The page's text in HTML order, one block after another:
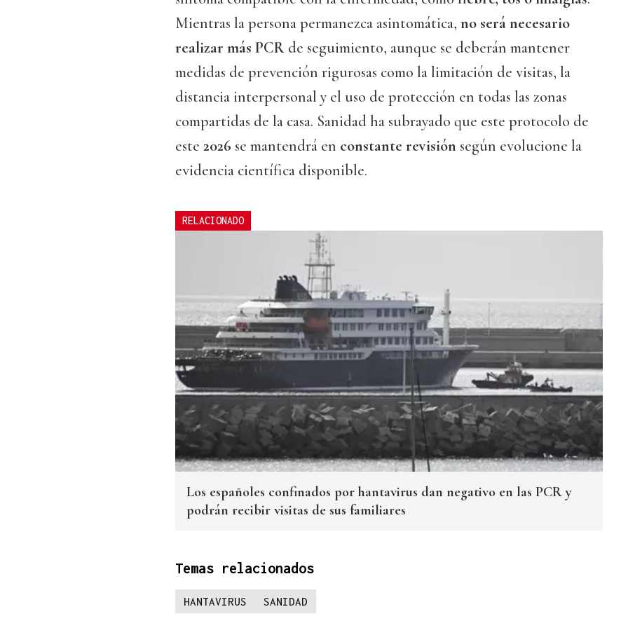
Mientras la persona permanezca asintomática, no será necesario
realizar más PCR de seguimiento, aunque se deberán mantener
medidas de prevención rigurosas como la limitación de visitas, la
distancia interpersonal y el uso de protección en todas las zonas
compartidas de la casa. Sanidad ha subrayado que este protocolo de
este 2026 se mantendrá en constante revisión según evolucione la
evidencia científica disponible.
RELACIONADO
Los españoles confinados por hantavirus dan negativo en las PCR y
podrán recibir visitas de sus familiares
Temas relacionados
HANTAVIRUS SANIDAD